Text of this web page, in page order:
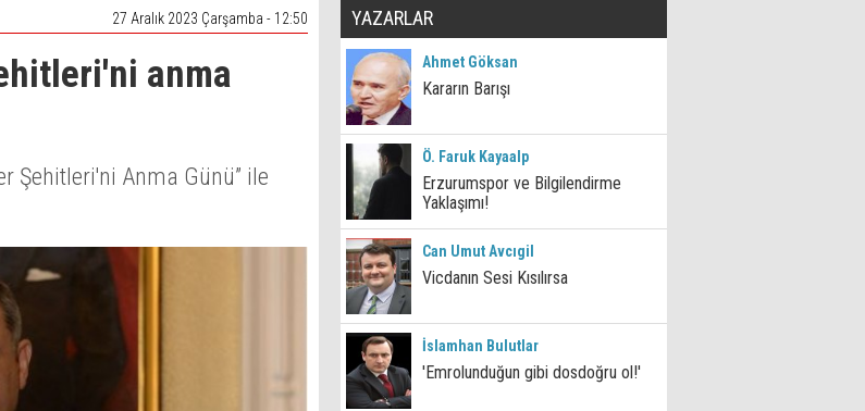
27 Aralık 2023 Çarşamba - 12:50
anma
Şehitleri'ni Anma Günü” ile
YAZARLAR
Ahmet Göksan
Kararın Barışı
Ö. Faruk Kayaalp
Erzurumspor ve Bilgilendirme
Yaklaşımı!
Can Umut Avcıgil
Vicdanın Sesi Kısılırsa
İslamhan Bulutlar
'Emrolunduğun gibi dosdoğru ol!'